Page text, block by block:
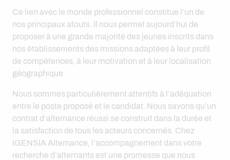
Ce lien avec le monde professionnel constitue l’un de
nos principaux atouts. Il nous permet aujourd’hui de
proposer à une grande majorité des jeunes inscrits dans
nos établissements des missions adaptées à leur profil
de compétences, à leur motivation et à leur localisation
géographique.
Nous sommes particulièrement attentifs à l’adéquation
entre le poste proposé et le candidat. Nous savons qu’un
contrat d’alternance réussi se construit dans la durée et
la satisfaction de tous les acteurs concernés. Chez
IGENSIA Alternance, l’accompagnement dans votre
recherche d’alternants est une promesse que nous